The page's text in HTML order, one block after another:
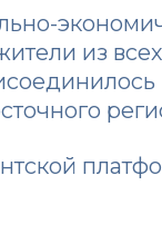
из